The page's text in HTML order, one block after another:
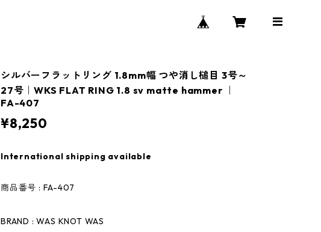
シルバーフラットリング 1.8mm幅 つや消し槌目 3号～
27号｜WKS FLAT RING 1.8 sv matte hammer ｜
FA-407
¥8,250
International shipping available
商品番号 : FA-407
BRAND : WAS KNOT WAS